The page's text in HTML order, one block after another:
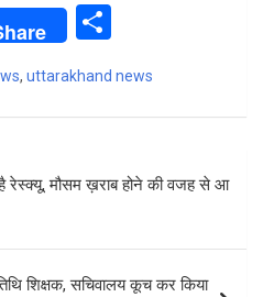
ar
e
, uttarakhand news
रेस्क्यू, मौसम ख़राब होने की वजह से आ
शिक्षक, सचिवालय कूच कर किया